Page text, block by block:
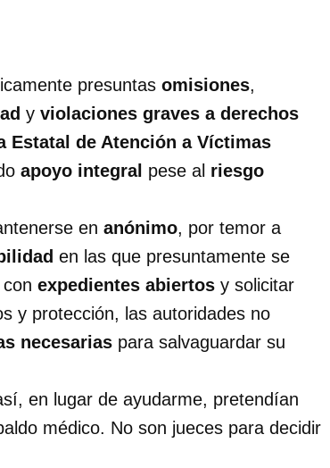
presuntas omisiones,
y violaciones graves a derechos
Estatal de Atención a Víctimas
apoyo integral pese al riesgo
en anónimo, por temor a
en las que presuntamente se
expedientes abiertos y solicitar
y protección, las autoridades no
necesarias para salvaguardar su
en lugar de ayudarme, pretendían
médico. No son jueces para decidir